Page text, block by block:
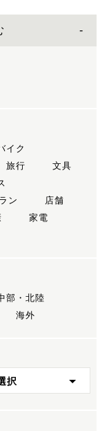
イク
旅行
文具
ン
店舗
家電
部・北陸
海外
択